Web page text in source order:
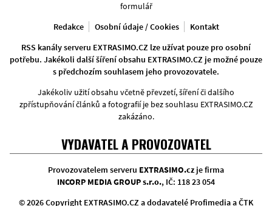
formulář
Redakce
Osobní údaje / Cookies
Kontakt
RSS kanály serveru EXTRASIMO.CZ lze užívat pouze pro osobní
potřebu. Jakékoli další šíření obsahu EXTRASIMO.CZ je možné pouze
s předchozím souhlasem jeho provozovatele.
Jakékoliv užití obsahu včetně převzetí, šíření či dalšího
zpřístupňování článků a fotografií je bez souhlasu EXTRASIMO.CZ
zakázáno.
VYDAVATEL A PROVOZOVATEL
Provozovatelem serveru EXTRASIMO.czje firma
INCORP MEDIA GROUP s.r.o., IČ: 118 23 054
© 2026 Copyright EXTRASIMO.CZ a dodavatelé Profimedia a ČTK